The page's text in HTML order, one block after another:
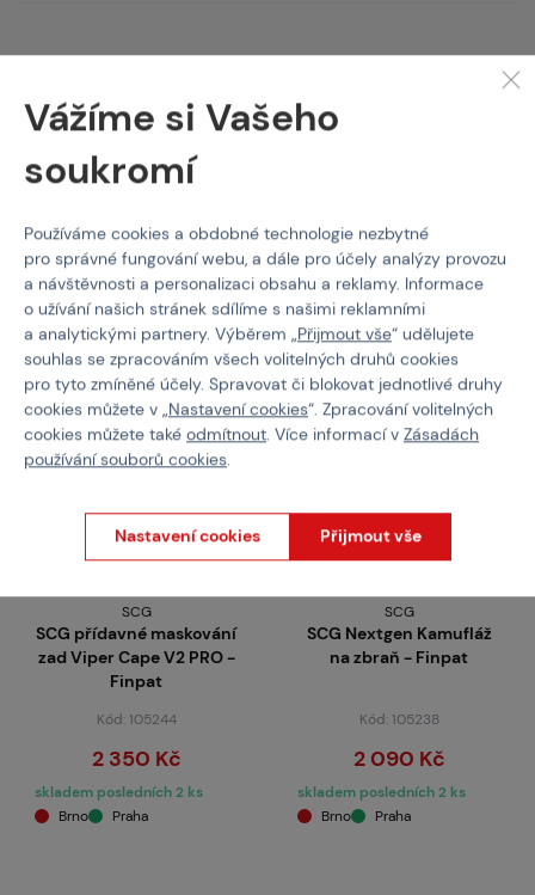
Stojí zapozornost
SCG
SCG přídavné maskování
zad Viper Cape V2 PRO -
Finpat
Kód: 105244
2 350 Kč
skladem posledních 2 ks
Brno
Praha
SCG
SCG Nextgen Kamufláž
na zbraň - Finpat
Kód: 105238
2 090 Kč
skladem posledních 2 ks
Brno
Praha
Vážíme si Vašeho
soukromí
Používáme cookies a obdobné technologie nezbytné
pro správné fungování webu, a dále pro účely analýzy provozu
a návštěvnosti a personalizaci obsahu a reklamy. Informace
o užívání našich stránek sdílíme s našimi reklamními
a analytickými partnery. Výběrem „Přijmout vše“ udělujete
souhlas se zpracováním všech volitelných druhů cookies
pro tyto zmíněné účely. Spravovat či blokovat jednotlivé druhy
cookies můžete v „Nastavení cookies“. Zpracování volitelných
cookies můžete také odmítnout. Více informací v Zásadách
používání souborů cookies.
Nastavení cookies Přijmout vše